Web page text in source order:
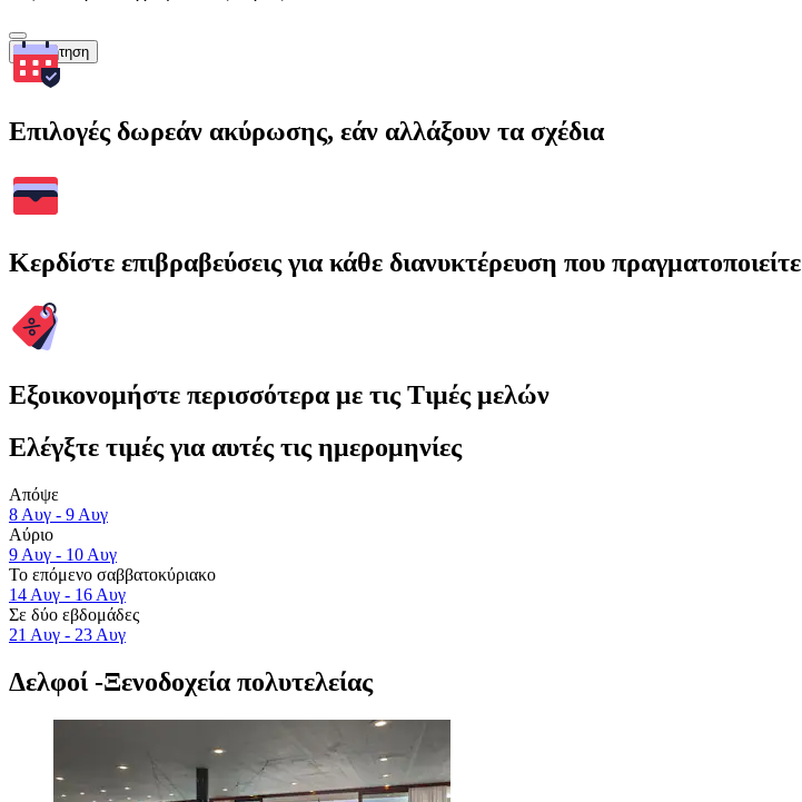
Αναζήτηση
Επιλογές δωρεάν ακύρωσης, εάν αλλάξουν τα σχέδια
Κερδίστε επιβραβεύσεις για κάθε διανυκτέρευση που πραγματοποιείτε
Εξοικονομήστε περισσότερα με τις Τιμές μελών
Ελέγξτε τιμές για αυτές τις ημερομηνίες
Απόψε
8 Αυγ - 9 Αυγ
Αύριο
9 Αυγ - 10 Αυγ
Το επόμενο σαββατοκύριακο
14 Αυγ - 16 Αυγ
Σε δύο εβδομάδες
21 Αυγ - 23 Αυγ
Δελφοί -Ξενοδοχεία πολυτελείας